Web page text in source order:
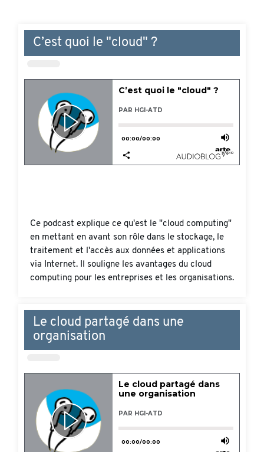
C’est quoi le "cloud" ?
Ce podcast explique ce qu'est le "cloud computing"
en mettant en avant son rôle dans le stockage, le
traitement et l'accès aux données et applications
via Internet. Il souligne les avantages du cloud
computing pour les entreprises et les organisations.
Le cloud partagé dans une
organisation